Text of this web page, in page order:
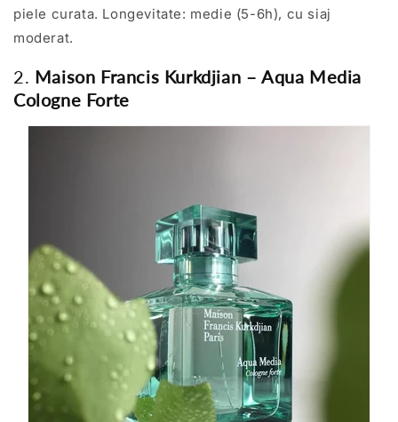
piele curata. Longevitate: medie (5-6h), cu siaj
moderat.
2. Maison Francis Kurkdjian – Aqua Media
Cologne Forte